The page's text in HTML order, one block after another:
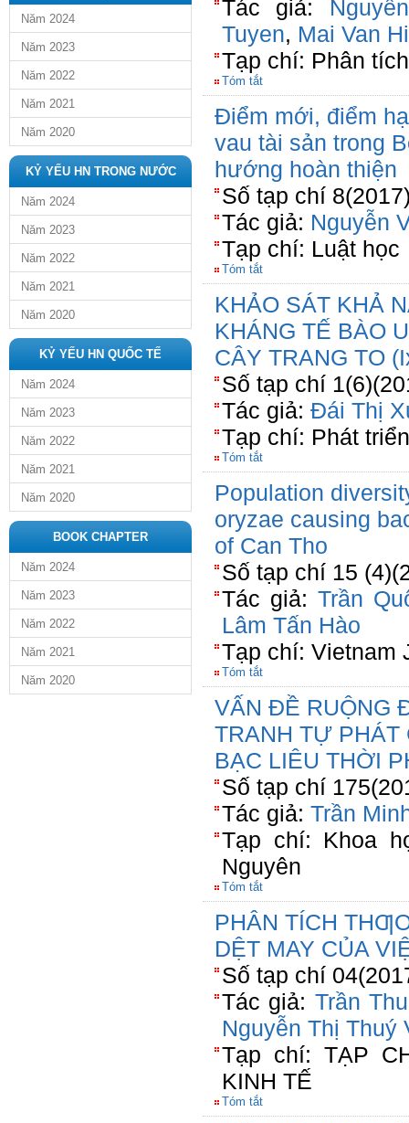
Năm 2024
Năm 2023
Năm 2022
Năm 2021
Năm 2020
KỶ YẾU HN TRONG NƯỚC
Năm 2024
Năm 2023
Năm 2022
Năm 2021
Năm 2020
KỶ YẾU HN QUỐC TẾ
Năm 2024
Năm 2023
Năm 2022
Năm 2021
Năm 2020
BOOK CHAPTER
Năm 2024
Năm 2023
Năm 2022
Năm 2021
Năm 2020
Tác giả:
Tuyen, Mai Van
Tạp chí: Phân
Tóm tắt
Điểm mới, điểm
vau tài sản trong
hướng hoàn thiện
Số tạp chí
Tác giả: Nguyễn
Tạp chí: Luật học
Tóm tắt
KHẢO SÁT KHẢ
KHÁNG TẾ BÀO
CÂY TRANG TO
Số tạp chí
Tác giả: Đái Thị
Tạp chí: Phát
Tóm tắt
Population
oryzae causing
of Can Tho
Số tạp chí 15
Tác giả:Trần
Lâm Tấn Hào
Tạp chí: Vietnam
Tóm tắt
VẤN ĐỀ RUỘNG
TRANH TỰ PHÁT
BẠC LIÊU THỜI
Số tạp chí
Tác giả: Trần
Tạp chí: Khoa
Nguyên
Tóm tắt
PHÂN TÍCH
DỆT MAY CỦA
Số tạp chí
Tác giả: Trần
Nguyễn Thị Thuý
Tạp chí: TẠP
KINH TẾ
Tóm tắt